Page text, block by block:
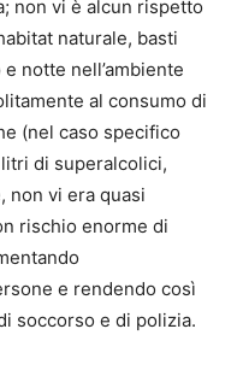
non vi è alcun rispetto
naturale, basti
notte nell’ambiente
al consumo di
(nel caso specifico
di superalcolici,
non vi era quasi
rischio enorme di
e rendendo così
soccorso e di polizia.